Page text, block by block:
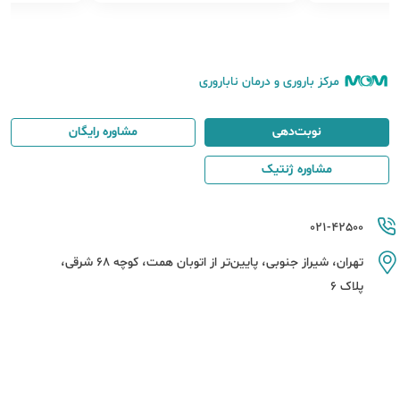
مرکز باروری و درمان ناباروری
021-42500
تهران، شیراز جنوبی، پایین‌تر از اتوبان همت، کوچه 68 شرقی،
پلاک 6
نوبت‌دهی مشاوره رایگان
مشاوره ژنتیک